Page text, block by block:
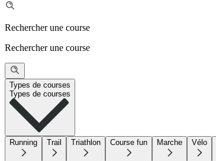
Rechercher une course
Rechercher une course
Types de courses
Types de courses
Running Trail Triathlon Course fun Marche Vélo